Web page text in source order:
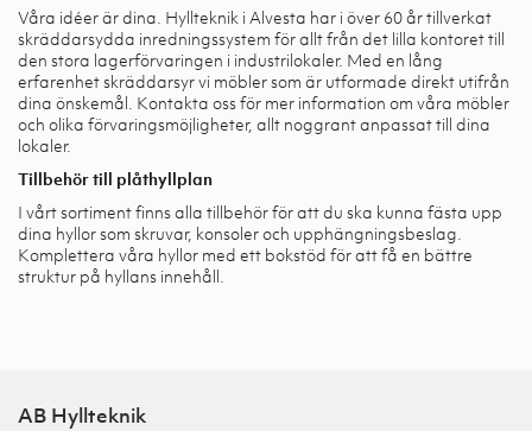
Våra idéer är dina. Hyllteknik i Alvesta har i över 60 år tillverkat
skräddarsydda inredningssystem för allt från det lilla kontoret till
den stora lagerförvaringen i industrilokaler. Med en lång
erfarenhet skräddarsyr vi möbler som är utformade direkt utifrån
dina önskemål. Kontakta oss för mer information om våra möbler
och olika förvaringsmöjligheter, allt noggrant anpassat till dina
lokaler.
Tillbehör till plåthyllplan
I vårt sortiment finns alla tillbehör för att du ska kunna fästa upp
dina hyllor som skruvar, konsoler och upphängningsbeslag.
Komplettera våra hyllor med ett bokstöd för att få en bättre
struktur på hyllans innehåll.
AB Hyllteknik